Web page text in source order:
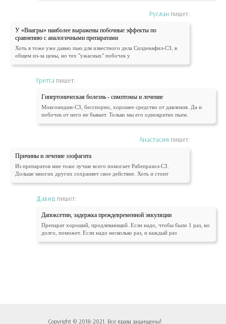
Руслан пишет:
У «Виагры» наиболее выражены побочные эффекты по
сравнению с аналогичными препаратами
Хоть я тоже уже давно пью для известного дела Силденафил-СЗ, в
общем из-за цены, но тех "ужасных" побочек у
Гретта пишет:
Гипертоническая болезнь - симптомы и лечение
Моксонидин-СЗ, бесспорно, хорошее средство от давления. Да и
побочек от него не бывает. Только мы его однократно пьем.
Анастасия пишет:
Причины и лечение эзофагита
Из препаратов мне тоже лучше всего помогает Рабепразол-СЗ.
Дольше многих других сохраняет свое действие. Хоть и стоит
Давид пишет:
Дапоксетин, задержка преждевременной эякуляции
Препарат хороший, продлевающий. Если надо, чтобы было 1 раз, но
долго, поможет. Если надо несколько раз, и каждый раз
Copyright © 2018-2021. Все права защищены!